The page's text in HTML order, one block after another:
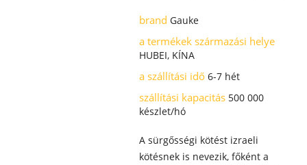
brand Gauke
a termékek származási helye
HUBEI, KÍNA
a szállítási idő 6-7 hét
szállítási kapacitás 500 000
készlet/hó
A sürgősségi kötést izraeli
kötésnek is nevezik, főként a